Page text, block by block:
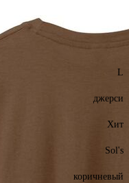
L
джерси
Хит
Sol's
коричневый